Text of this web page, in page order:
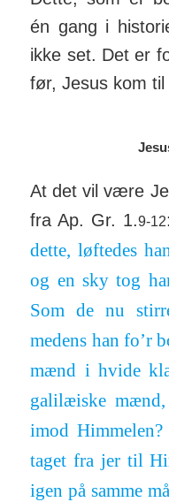
én gang i
ikke set. Det er
før, Jesus kom
At det vil være
fra Ap. Gr. 1.9-12:
dette, løf­tedes
og en sky tog
Som de nu
medens han fo’r
mænd i hvide
gali­læ­iske
imod
taget fra jer til
igen på samme